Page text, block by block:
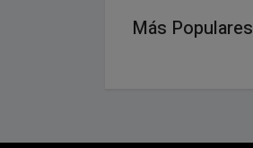
Más Populares